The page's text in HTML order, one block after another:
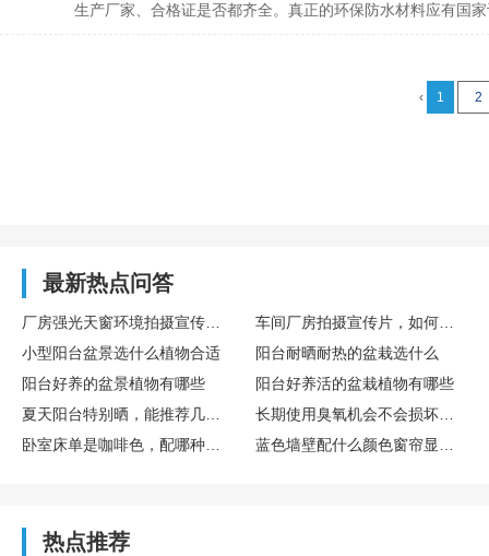
生产厂家、合格证是否都齐全。真正的环保防水材料应有国
‹ 1 2
最新热点问答
小型阳台盆景选什么植物合适
阳台耐晒耐热的盆栽选什么
阳台好养的盆景植物有哪些
阳台好养活的盆栽植物有哪些
热点推荐